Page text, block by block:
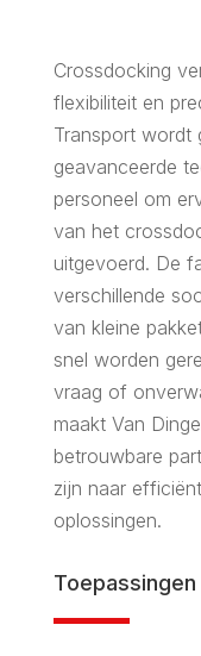
Crossdocking
flexibiliteit en
Transport wordt
geavanceerde
personeel om
van het
uitgevoerd. De
verschillende
van kleine
snel worden
vraag of
maakt Van
betrouwbare
zijn naar
oplossingen.